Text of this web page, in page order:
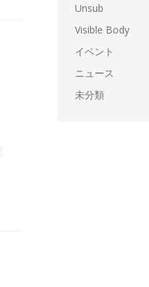
Unsub
Visible Body
イベント
ニュース
未分類